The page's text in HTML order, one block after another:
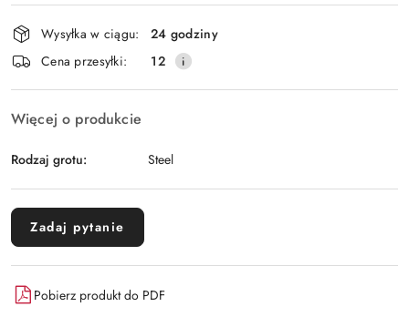
Wyślij
Dostępność
i
dostawa
Wysyłka w ciągu:
24 godziny
Cena przesyłki:
12
Więcej o produkcie
Rodzaj grotu: Steel
Zadaj pytanie
Pobierz produkt do PDF